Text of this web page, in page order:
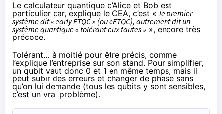
Le calculateur quantique d’Alice et Bob est
particulier car, explique le CEA, c’est « le premier
système dit « early FTQC » (ou eFTQC), autrement dit un
système quantique « tolérant aux fautes » », encore très
précoce.
Tolérant… à moitié pour être précis, comme
l’explique l’entreprise sur son stand. Pour simplifier,
un qubit vaut donc 0 et 1 en même temps, mais il
peut subir des erreurs et changer de phase sans
qu’on lui demande (tous les qubits y sont sensibles,
c’est un vrai problème).